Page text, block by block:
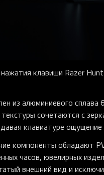
клавиши Razer
из алюминиевого
сочетаются с
клавиатуре ощущение
компоненты обладают
часов, ювелирных
внешний вид и